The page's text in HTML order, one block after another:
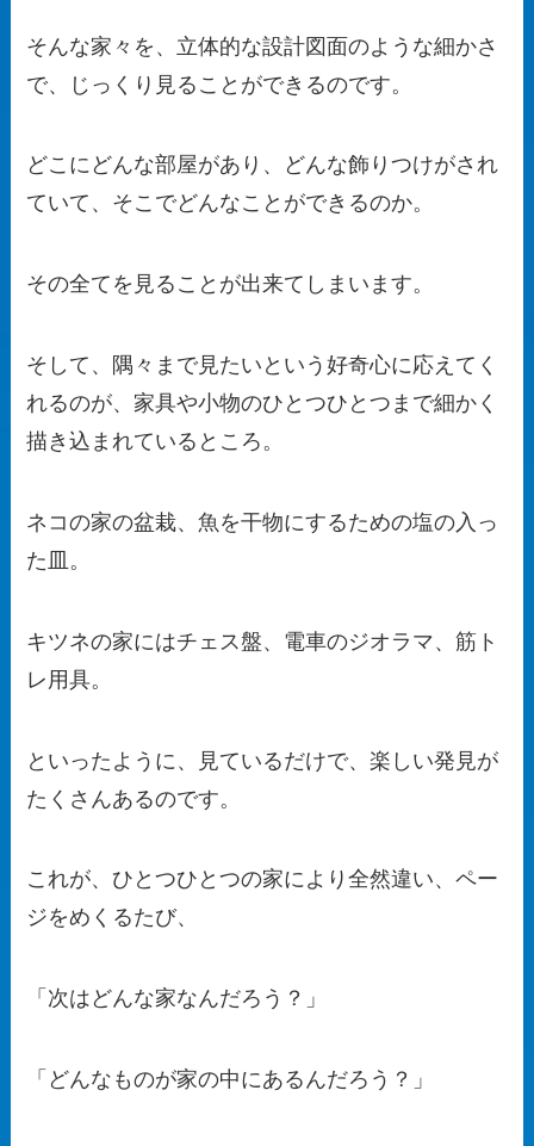
そんな家々を、立体的な設計図面のような細かさ
で、じっくり見ることができるのです。
どこにどんな部屋があり、どんな飾りつけがされ
ていて、そこでどんなことができるのか。
その全てを見ることが出来てしまいます。
そして、隅々まで見たいという好奇心に応えてく
れるのが、家具や小物のひとつひとつまで細かく
描き込まれているところ。
ネコの家の盆栽、魚を干物にするための塩の入っ
た皿。
キツネの家にはチェス盤、電車のジオラマ、筋ト
レ用具。
といったように、見ているだけで、楽しい発見が
たくさんあるのです。
これが、ひとつひとつの家により全然違い、ペー
ジをめくるたび、
「次はどんな家なんだろう？」
「どんなものが家の中にあるんだろう？」